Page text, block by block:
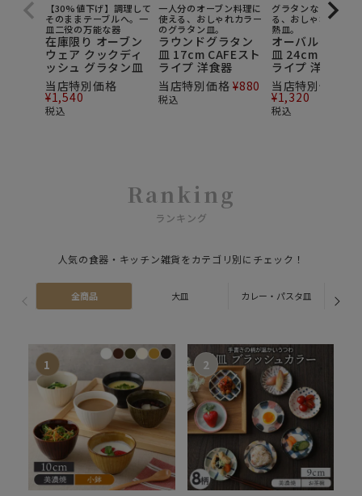
【30%値下げ】調理して
そのままテーブルへ。一
皿二役の万能な器
在庫限り オーブン
ウェア クックディ
ッシュ グラタン皿
当店特別価格
¥1,540
税込
一人分のオーブン料理に
使える、おしゃれカラー
のグラタン皿。
ラウンドグラタン
皿 17cm CAFEスト
ライプ 洋食器
当店特別価格 ¥880
税込
グラタンなら約2人
る、おしゃれカラー
熱皿。
オーバルグラタ
皿 24cm CAFE
ライプ 洋食器
当店特別価格
¥1,320
税込
Ranking
ランキング
人気の食器・キッチン雑貨をカテゴリ別にチェック！
全商品 大皿 カレー・パスタ皿